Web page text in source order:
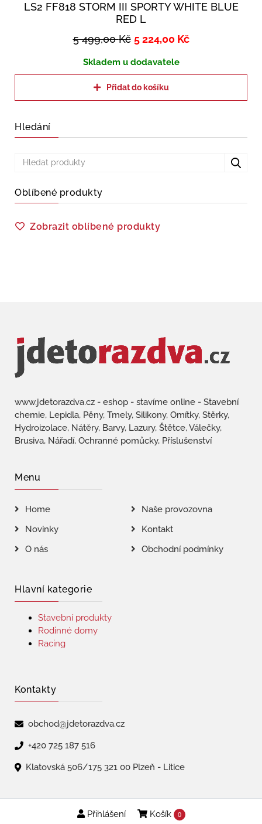
Přihlášení Košík 0
LS2 FF818 STORM III SPORTY WHITE BLUE
RED L
5 499,00Kč 5 224,00 Kč
Skladem u dodavatele
Přidat do košíku
Hledání
Oblíbené produkty
Zobrazit oblíbené produkty
www.jdetorazdva.cz - eshop - stavíme online - Stavební
chemie, Lepidla, Pěny, Tmely, Silikony, Omítky, Stěrky,
Hydroizolace, Nátěry, Barvy, Lazury, Štětce, Válečky,
Brusiva, Nářadí, Ochranné pomůcky, Příslušenství
Menu
Home
Naše provozovna
Novinky
Kontakt
O nás
Obchodní podmínky
Hlavní kategorie
Stavební produkty
Rodinné domy
Racing
Kontakty
obchod@jdetorazdva.cz
+420 725 187 516
Klatovská 506/175 321 00 Plzeň - Litice
Copyright © 2026 | jdetorazdva